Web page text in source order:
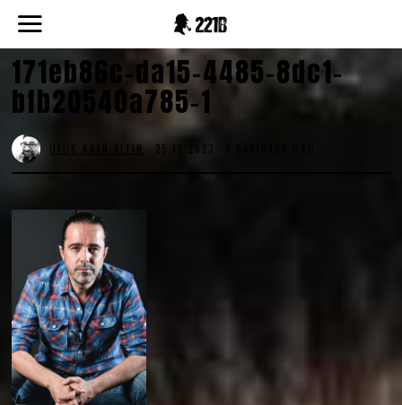
171eb86c-da15-4485-8dc1-
bfb20540a785-1
UFUK KAAN ALTIN 25.12.2023